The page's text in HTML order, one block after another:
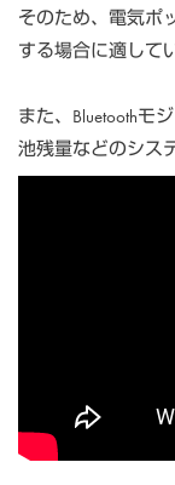
そのため、電気ポ
する場合に適して
また、Bluetoothモ
池残量などのシス